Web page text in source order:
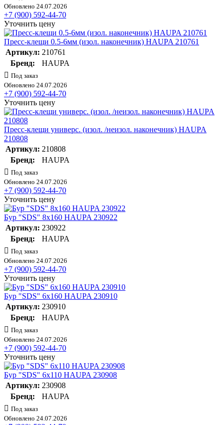
Обновлено 24.07.2026
+7 (900) 592-44-70
Уточнить цену
Пресс-клещи 0.5-6мм (изол. наконечник) HAUPA 210761
Артикул: 210761
Бренд:
HAUPA
Под заказ
Обновлено 24.07.2026
+7 (900) 592-44-70
Уточнить цену
Пресс-клещи универс. (изол. /неизол. наконечник) HAUPA
210808
Артикул: 210808
Бренд:
HAUPA
Под заказ
Обновлено 24.07.2026
+7 (900) 592-44-70
Уточнить цену
Бур "SDS" 8х160 HAUPA 230922
Артикул: 230922
Бренд:
HAUPA
Под заказ
Обновлено 24.07.2026
+7 (900) 592-44-70
Уточнить цену
Бур "SDS" 6х160 HAUPA 230910
Артикул: 230910
Бренд:
HAUPA
Под заказ
Обновлено 24.07.2026
+7 (900) 592-44-70
Уточнить цену
Бур "SDS" 6х110 HAUPA 230908
Артикул: 230908
Бренд:
HAUPA
Под заказ
Обновлено 24.07.2026